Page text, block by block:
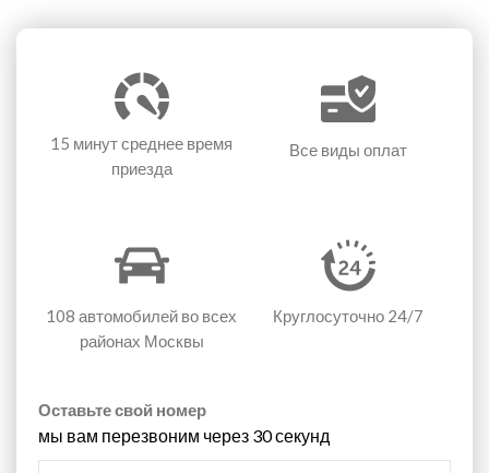
15 минутсреднее время
приезда
Все виды оплат
108 автомобилей во всех
районах Москвы
Круглосуточно 24/7
Оставьте свой номер
мы вам перезвоним через 30 секунд